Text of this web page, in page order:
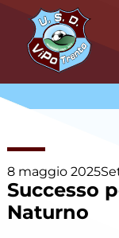
8 maggio 2025
Successo
Naturno
degli
argomenti
delle
notizie:
Allievi E.
Allievi P.
Villazzano